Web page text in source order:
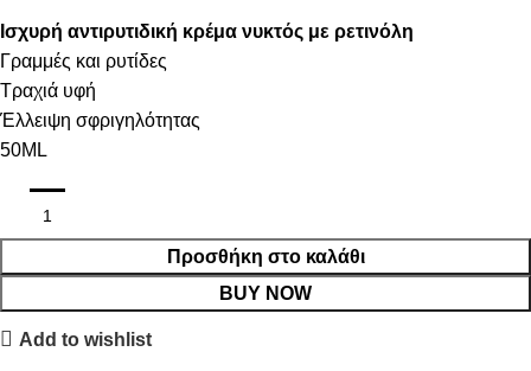
Ισχυρή αντιρυτιδική κρέμα νυκτός με ρετινόλη
Γραμμές και ρυτίδες
Τραχιά υφή
Έλλειψη σφριγηλότητας
50ML
Προσθήκη στο καλάθι
BUY NOW
Add to wishlist